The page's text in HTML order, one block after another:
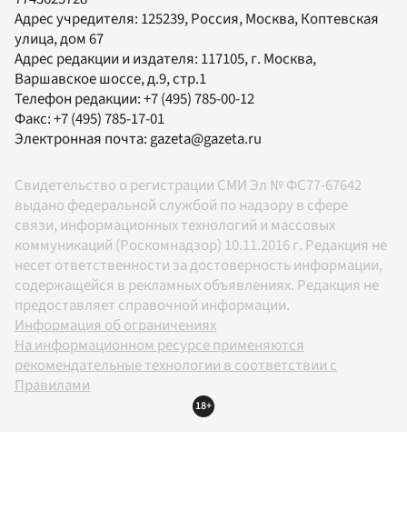
Адрес учредителя: 125239, Россия, Москва, Коптевская
улица, дом 67
Адрес редакции и издателя: 117105, г. Москва,
Варшавское шоссе, д.9, стр.1
Телефон редакции:+7 (495) 785-00-12
Факс:+7 (495) 785-17-01
Электронная почта:gazeta@gazeta.ru
Свидетельство о регистрации СМИ Эл № ФС77-67642
выдано федеральной службой по надзору в сфере
связи, информационных технологий и массовых
коммуникаций (Роскомнадзор) 10.11.2016 г. Редакция не
несет ответственности за достоверность информации,
содержащейся в рекламных объявлениях. Редакция не
предоставляет справочной информации.
Информация об ограничениях
На информационном ресурсе применяются
рекомендательные технологии в соответствии с
Правилами
18+